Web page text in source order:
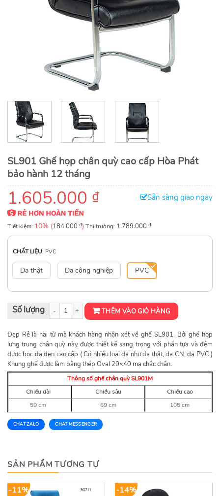
SL901 Ghế họp chân quỳ cao cấp Hòa Phát
bảo hành 12 tháng
1.605.000 ₫ Sẵn sàng giao ngay
Tiết kiệm: 10% (184.000 ₫) Thị trường: 1.789.000 ₫
CHẤT LIỆU: PVC
Da thật Da công nghiệp PVC
Ghế chân quỳ SL901 số lượng THÊM VÀO GIỎ HÀNG
Đẹp Rẻ là hai từ mà khách hàng nhận xét về ghế SL901. Bởi ghế họp
lưng trung chân quỳ này được thiết kế sang trọng với phần tựa và đệm
được bọc da đen cao cấp ( Có nhiều loại da như da thật, da CN, da PVC )
Khung ghế được làm bằng thép Oval 20×40 mạ chắc chắn.
Thông số ghế chân quỳ SL901M
Chiều dài
Chiều sâu
Chiều cao
59 cm
69 cm 105 cm
CHAT ZALO CHAT MESSENGER
SẢN PHẨM TƯƠNG TỰ
-11% -14%